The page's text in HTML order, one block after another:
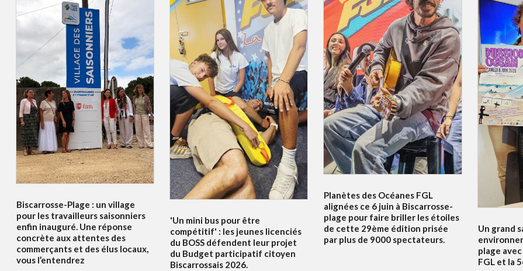
Biscarrosse-Plage : un village
pour les travailleurs saisonniers
enfin inauguré. Une réponse
concrète aux attentes des
commerçants et des élus locaux,
vous l’entendrez
'Un mini bus pour être
compétitif' : les jeunes licenciés
du BOSS défendent leur projet
du Budget participatif citoyen
Biscarrossais 2026.
Planètes des Océanes FGL
alignées ce 6 juin à Biscarrosse-
plage pour faire briller les étoiles
de cette 29ème édition prisée
par plus de 9000 spectateurs.
Un grand
plage
FGL et la